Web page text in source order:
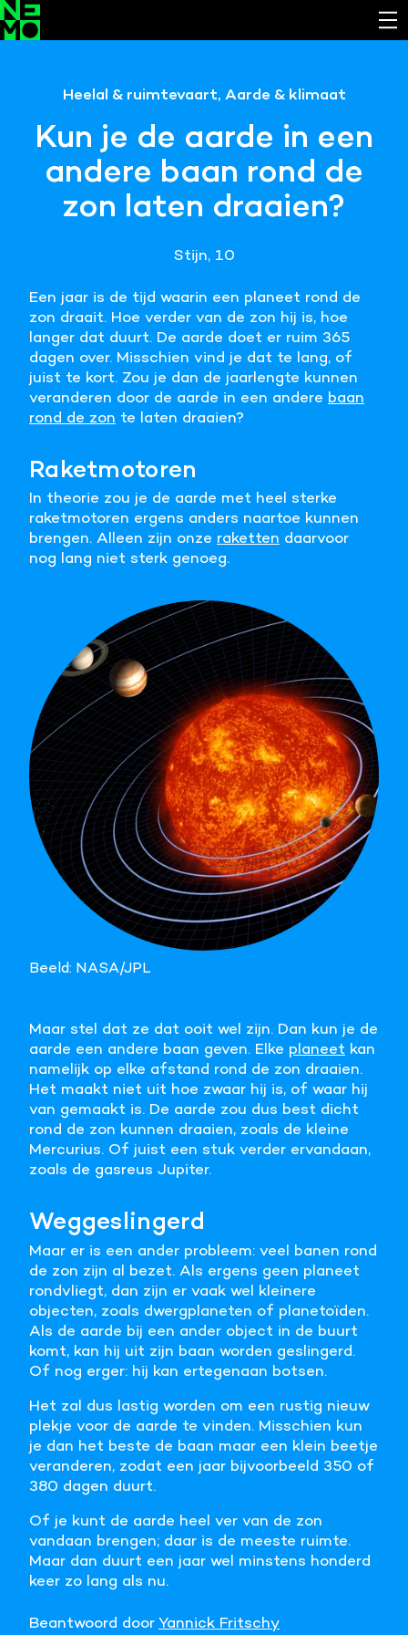
Heelal & ruimtevaart, Aarde & klimaat
Kun je de aarde in een
andere baan rond de
zon laten draaien?
Stijn, 10
Een jaar is de tijd waarin een planeet rond de
zon draait. Hoe verder van de zon hij is, hoe
langer dat duurt. De aarde doet er ruim 365
dagen over. Misschien vind je dat te lang, of
juist te kort. Zou je dan de jaarlengte kunnen
veranderen door de aarde in een andere baan
rond de zon te laten draaien?
Raketmotoren
In theorie zou je de aarde met heel sterke
raketmotoren ergens anders naartoe kunnen
brengen. Alleen zijn onze raketten daarvoor
nog lang niet sterk genoeg.
Beeld: NASA/JPL
Maar stel dat ze dat ooit wel zijn. Dan kun je de
aarde een andere baan geven. Elke planeet kan
namelijk op elke afstand rond de zon draaien.
Het maakt niet uit hoe zwaar hij is, of waar hij
van gemaakt is. De aarde zou dus best dicht
rond de zon kunnen draaien, zoals de kleine
Mercurius. Of juist een stuk verder ervandaan,
zoals de gasreus Jupiter.
Weggeslingerd
Maar er is een ander probleem: veel banen rond
de zon zijn al bezet. Als ergens geen planeet
rondvliegt, dan zijn er vaak wel kleinere
objecten, zoals dwergplaneten of planetoïden.
Als de aarde bij een ander object in de buurt
komt, kan hij uit zijn baan worden geslingerd.
Of nog erger: hij kan ertegenaan botsen.
Het zal dus lastig worden om een rustig nieuw
plekje voor de aarde te vinden. Misschien kun
je dan het beste de baan maar een klein beetje
veranderen, zodat een jaar bijvoorbeeld 350 of
380 dagen duurt.
Of je kunt de aarde heel ver van de zon
vandaan brengen; daar is de meeste ruimte.
Maar dan duurt een jaar wel minstens honderd
keer zo lang als nu.
Beantwoord door Yannick Fritschy
Cookies van derde partijen
Noodzakelijk om content van externe bronnen te
bekijken.
Analyseert het websitegebruik en helpt de website
Marketing cookies
Verzamelt informatie over de klantreis.
Deze website maakt gebruik van cookies. Pas hier
je voorkeuren aan.
Alle cookies accepteren
Voorkeuren opslaan